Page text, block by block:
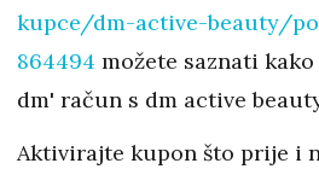
kupce/dm-active-beauty/
864494 možete saznati
dm' račun s dm active
Aktivirajte kupon što prije i